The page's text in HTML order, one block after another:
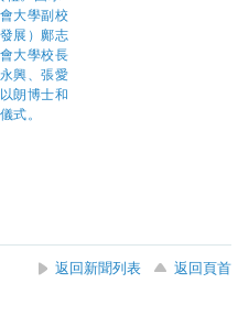
返回新聞列表
返回頁首